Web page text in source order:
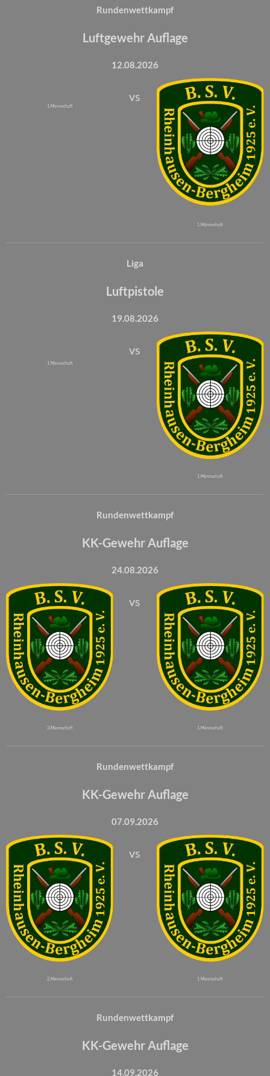
Rundenwettkampf
Luftgewehr Auflage
12.08.2026
1. Mannschaft
vs
1. Mannschaft
Liga
Luftpistole
19.08.2026
1. Mannschaft
vs
1. Mannschaft
Rundenwettkampf
KK-Gewehr Auflage
24.08.2026
3. Mannschaft
vs
1. Mannschaft
Rundenwettkampf
KK-Gewehr Auflage
07.09.2026
2. Mannschaft
vs
1. Mannschaft
Rundenwettkampf
KK-Gewehr Auflage
14.09.2026